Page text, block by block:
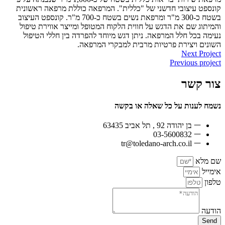
קונספט עיצובי חדשני של "כללית". המרפאה כוללת מרפאה ראשונית
בשטח כ-300 מ"ר ומרפאת נשים בשטח כ-700 מ"ר. קונספט העיצוב
והמיתוג שם את הדגש על חווית הלקוח המטופל ומייצר אווירת טיפול
נעימה בכל חלל המרפאה. ניתן דגש מיוחד להפרדה בין חללי הטיפול
השונים ויצירת פרטיות מרבית למבקרי המרפאה.
Next Project
Previous project
צור קשר
נשמח לענות על כל שאלה או בקשה
בן יהודה 92 , תל אביב 63435
03-5600832
tr@toledano-arch.co.il
שם מלא
אימייל
טלפון
הודעה
Send